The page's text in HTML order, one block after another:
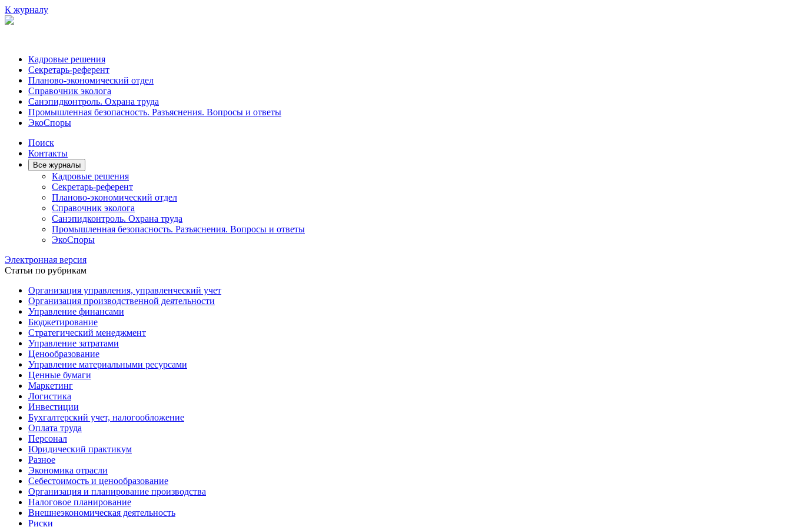
К журналу
Кадровые решения
Секретарь-референт
Планово-экономический отдел
Справочник эколога
Санэпидконтроль. Охрана труда
Промышленная безопасность. Разъяснения. Вопросы и ответы
ЭкоСпоры
Поиск
Контакты
Все журналы
Кадровые решения
Секретарь-референт
Планово-экономический отдел
Справочник эколога
Санэпидконтроль. Охрана труда
Промышленная безопасность. Разъяснения. Вопросы и ответы
ЭкоСпоры
Электронная версия
Статьи по рубрикам
Организация управления, управленческий учет
Организация производственной деятельности
Управление финансами
Бюджетирование
Стратегический менеджмент
Управление затратами
Ценообразование
Управление материальными ресурсами
Ценные бумаги
Маркетинг
Логистика
Инвестиции
Бухгалтерский учет, налогообложение
Оплата труда
Персонал
Юридический практикум
Разное
Экономика отрасли
Себестоимость и ценообразование
Организация и планирование производства
Налоговое планирование
Внешнеэкономическая деятельность
Риски